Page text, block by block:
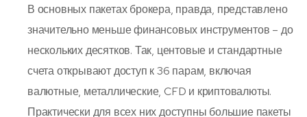
В основных пакетах брокера, правда, представлено
значительно меньше финансовых инструментов – до
нескольких десятков. Так, центовые и стандартные
счета открывают доступ к 36 парам, включая
валютные, металлические, CFD и криптовалюты.
Практически для всех них доступны большие пакеты